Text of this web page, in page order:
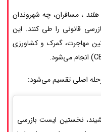
هلند ، مسافران، چه شهروندان
قانونی را طی کنند. این
مهاجرت، گمرک و کشاورزی
اصلی تقسیم می‌شود:
نخستین ایست بازرسی